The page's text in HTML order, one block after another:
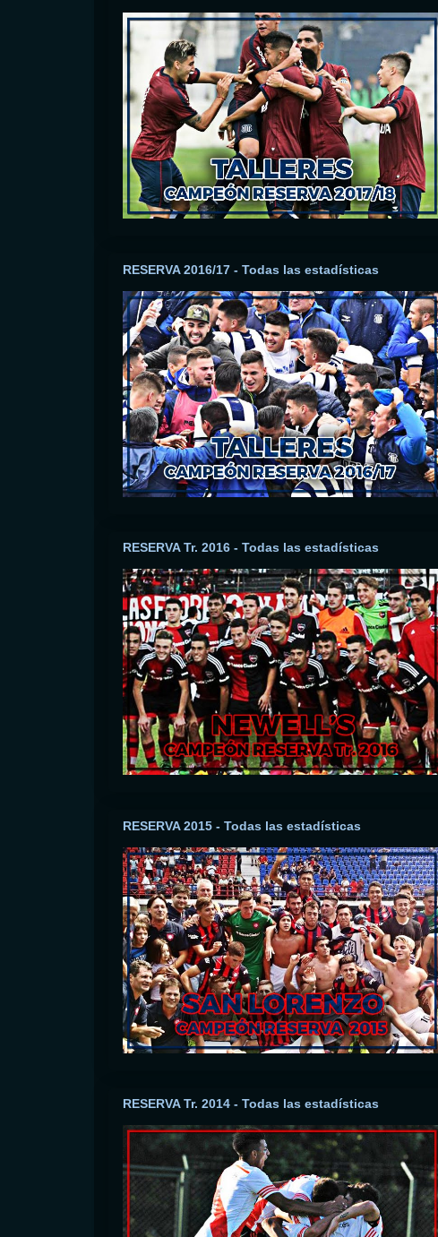
RESERVA 2016/17 - Todas las estadísticas
RESERVA Tr. 2016 - Todas las estadísticas
RESERVA 2015 - Todas las estadísticas
RESERVA Tr. 2014 - Todas las estadísticas